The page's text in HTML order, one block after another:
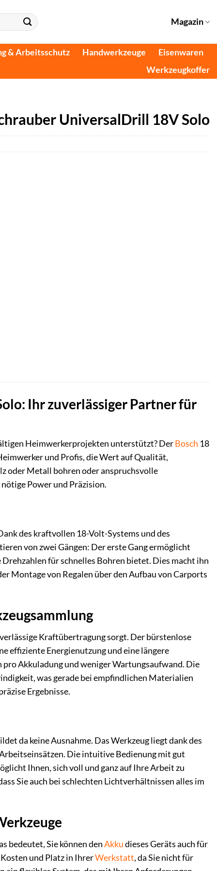
Magazin
& Arbeitsschutz Handwerkzeuge
Eisenwaren
Werkzeugkoffer
UniversalDrill 18V Solo
Ihr zuverlässiger Partner für
Heimwerkerprojekten unterstützt? DerBosch 18
und Profis, die Wert auf Qualität,
oder Metall bohren oder anspruchsvolle
Power und Präzision.
des kraftvollen 18-Volt-Systems und des
von zwei Gängen: Der erste Gang ermöglicht
Drehzahlen für schnelles Bohren bietet. Dies macht ihn
Montage von Regalen über den Aufbau von Carports
Kraftübertragung sorgt. Der bürstenlose
effiziente Energienutzung und eine längere
pro Akkuladung und weniger Wartungsaufwand. Die
was gerade bei empfindlichen Materialien
Ergebnisse.
da keine Ausnahme. Das Werkzeug liegt dank des
Die intuitive Bedienung mit gut
Ihnen, sich voll und ganz auf Ihre Arbeit zu
Sie auch bei schlechten Lichtverhältnissen alles im
bedeutet, Sie können denAkkudieses Geräts auch für
und Platz in IhrerWerkstatt, da Sie nicht für